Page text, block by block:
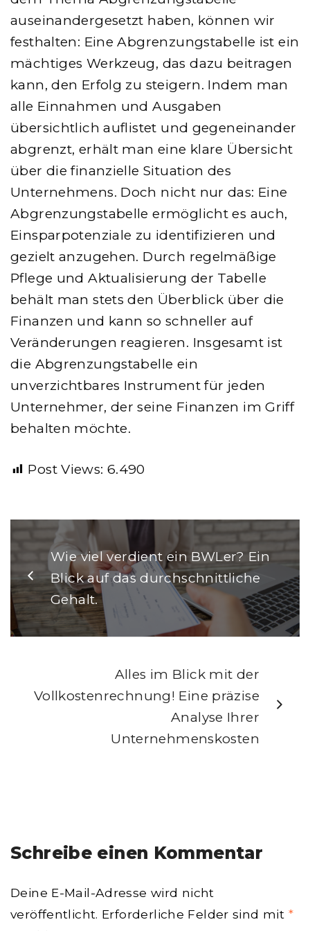
auseinandergesetzt haben, können wir
festhalten: Eine Abgrenzungstabelle ist ein
mächtiges Werkzeug, das dazu beitragen
kann, den Erfolg zu steigern. Indem man
alle Einnahmen und Ausgaben
übersichtlich auflistet und gegeneinander
abgrenzt, erhält man eine klare Übersicht
über die finanzielle Situation des
Unternehmens. Doch nicht nur das: Eine
Abgrenzungstabelle ermöglicht es auch,
Einsparpotenziale zu identifizieren und
gezielt anzugehen. Durch regelmäßige
Pflege und Aktualisierung der Tabelle
behält man stets den Überblick über die
Finanzen und kann so schneller auf
Veränderungen reagieren. Insgesamt ist
die Abgrenzungstabelle ein
unverzichtbares Instrument für jeden
Unternehmer, der seine Finanzen im Griff
behalten möchte.
Post Views: 6.490
Wie viel verdient ein BWLer? Ein
Blick auf das durchschnittliche
Gehalt.
Alles im Blick mit der
Vollkostenrechnung! Eine präzise
Analyse Ihrer
Unternehmenskosten
Schreibe einen Kommentar
Deine E-Mail-Adresse wird nicht
veröffentlicht. Erforderliche Felder sind mit *